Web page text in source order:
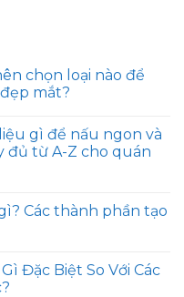
chọn loại nào để
mắt?
gì để nấu ngon và
đủ từ A-Z cho quán
Các thành phần tạo
Đặc Biệt So Với Các